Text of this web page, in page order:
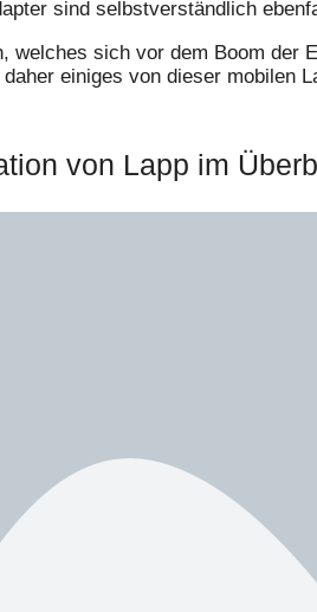
sind selbstverständlich
welches sich vor dem Boom der
einiges von dieser mobilen
von Lapp im